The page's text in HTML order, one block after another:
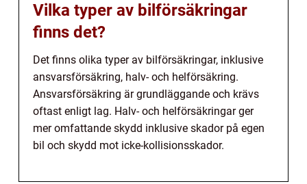
Vilka typer av bilförsäkringar
finns det?
Det finns olika typer av bilförsäkringar, inklusive
ansvarsförsäkring, halv- och helförsäkring.
Ansvarsförsäkring är grundläggande och krävs
oftast enligt lag. Halv- och helförsäkringar ger
mer omfattande skydd inklusive skador på egen
bil och skydd mot icke-kollisionsskador.